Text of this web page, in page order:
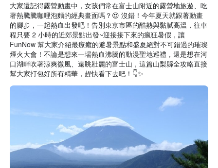
大家還記得露營動畫中，女孩們常在富士山附近的露營地旅遊、吃
著熱騰騰咖哩泡麵的經典畫面嗎？😍 沒錯！今年夏天就跟著動畫
的腳步，一起熱血出發吧！告別東京市區的酷熱與黏膩高溫，往車
程只要 2 小時的近郊景點出發~迎接接下來的瘋狂暑假，讓
FunNow 幫大家介紹最療癒的避暑景點和盛夏絕對不可錯過的璀璨
煙火大會！不論是想來一場熱血沸騰的動漫聖地巡禮，還是想在河
口湖畔吹著涼爽微風、遠眺壯麗的富士山，這篇山梨縣全攻略直接
幫大家打包好所有精華，趕快看下去吧！👇✨